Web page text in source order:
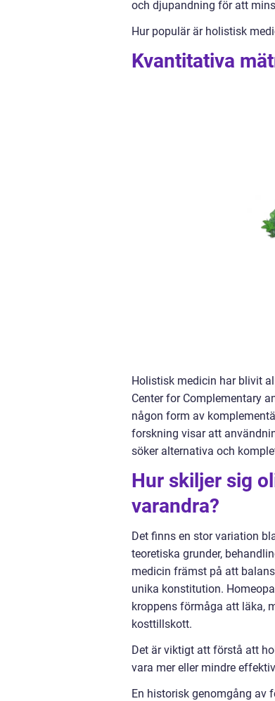
och djupandning för att
Hur populär är holistisk
Kvantitativa
Holistisk medicin har blivit
Center for Complementary
någon form av
forskning visar att
söker alternativa och
Hur skiljer sig
varandra?
Det finns en stor variation
teoretiska grunder,
medicin främst på att
unika konstitution.
kroppens förmåga att läka,
kosttillskott.
Det är viktigt att förstå att
vara mer eller mindre
En historisk genomgång av